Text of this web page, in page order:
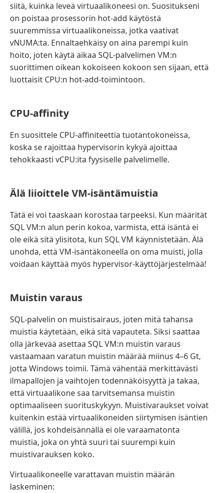
siitä, kuinka leveä virtuaalikoneesi on. Suositukseni
on poistaa prosessorin hot-add käytöstä
suuremmissa virtuaalikoneissa, jotka vaativat
vNUMA:ta. Ennaltaehkäisy on aina parempi kuin
hoito, joten käytä aikaa SQL-palvelimen VM:n
suorittimen oikean kokoiseen kokoon sen sijaan, että
luottaisit CPU:n hot-add-toimintoon.
CPU-affinity
En suosittele CPU-affiniteettia tuotantokoneissa,
koska se rajoittaa hypervisorin kykyä ajoittaa
tehokkaasti vCPU:ita fyysiselle palvelimelle.
Älä liioittele VM-isäntämuistia
Tätä ei voi taaskaan korostaa tarpeeksi. Kun määrität
SQL VM:n alun perin kokoa, varmista, että isäntä ei
ole eikä sitä ylisitota, kun SQL VM käynnistetään. Älä
unohda, että VM-isäntäkoneella on oma muisti, jolla
voidaan käyttää myös hypervisor-käyttöjärjestelmää!
Muistin varaus
SQL-palvelin on muistisairaus, joten mitä tahansa
muistia käytetään, eikä sitä vapauteta. Siksi saattaa
olla järkevää asettaa SQL VM:n muistin varaus
vastaamaan varatun muistin määrää miinus 4–6 Gt,
jotta Windows toimii. Tämä vähentää merkittävästi
ilmapallojen ja vaihtojen todennäköisyyttä ja takaa,
että virtuaalikone saa tarvitsemansa muistin
optimaaliseen suorituskykyyn. Muistivaraukset voivat
kuitenkin estää virtuaalikoneiden siirtymisen isäntien
välillä, jos kohdeisännällä ei ole varaamatonta
muistia, joka on yhtä suuri tai suurempi kuin
muistivarauksen koko.
Virtuaalikoneelle varattavan muistin määrän
laskeminen: